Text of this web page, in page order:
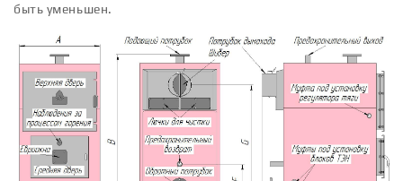
быть уменьшен.